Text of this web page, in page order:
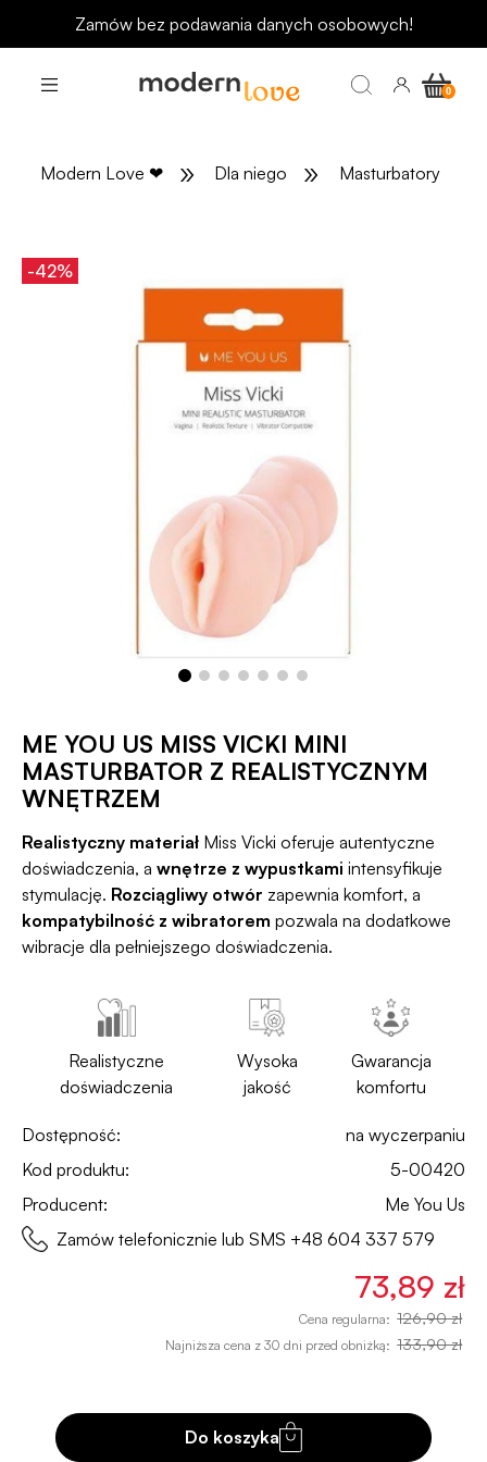
Odbierz rabat 15 zł na pierwsze zakupy
Modern Love ❤ » Dla niego » Masturbatory
-42%
ME YOU US MISS VICKI MINI
MASTURBATOR Z REALISTYCZNYM
WNĘTRZEM
Realistyczny materiał Miss Vicki oferuje autentyczne
doświadczenia, a wnętrze z wypustkami intensyfikuje
stymulację. Rozciągliwy otwór zapewnia komfort, a
kompatybilność z wibratorem pozwala na dodatkowe
wibracje dla pełniejszego doświadczenia.
Realistyczne
doświadczenia
Wysoka
jakość
Gwarancja
komfortu
Dostępność:
na wyczerpaniu
Kod produktu:
5-00420
Producent:
Me You Us
Zamów telefonicznie lub SMS +48 604 337 579
73,89 zł
Cena regularna: 126,90 zł
Najniższa cena z 30 dni przed obniżką: 133,90 zł
Do koszyka